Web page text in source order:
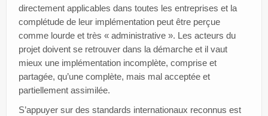
directement applicables dans toutes les entreprises et la
complétude de leur implémentation peut être perçue
comme lourde et très « administrative ». Les acteurs du
projet doivent se retrouver dans la démarche et il vaut
mieux une implémentation incomplète, comprise et
partagée, qu’une complète, mais mal acceptée et
partiellement assimilée.
S’appuyer sur des standards internationaux reconnus est